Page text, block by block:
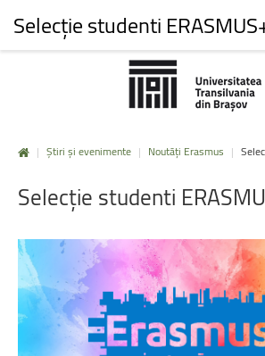
| Știri și evenimente | Noutăți Erasmus |
Selecție studenti
Selecție studenti